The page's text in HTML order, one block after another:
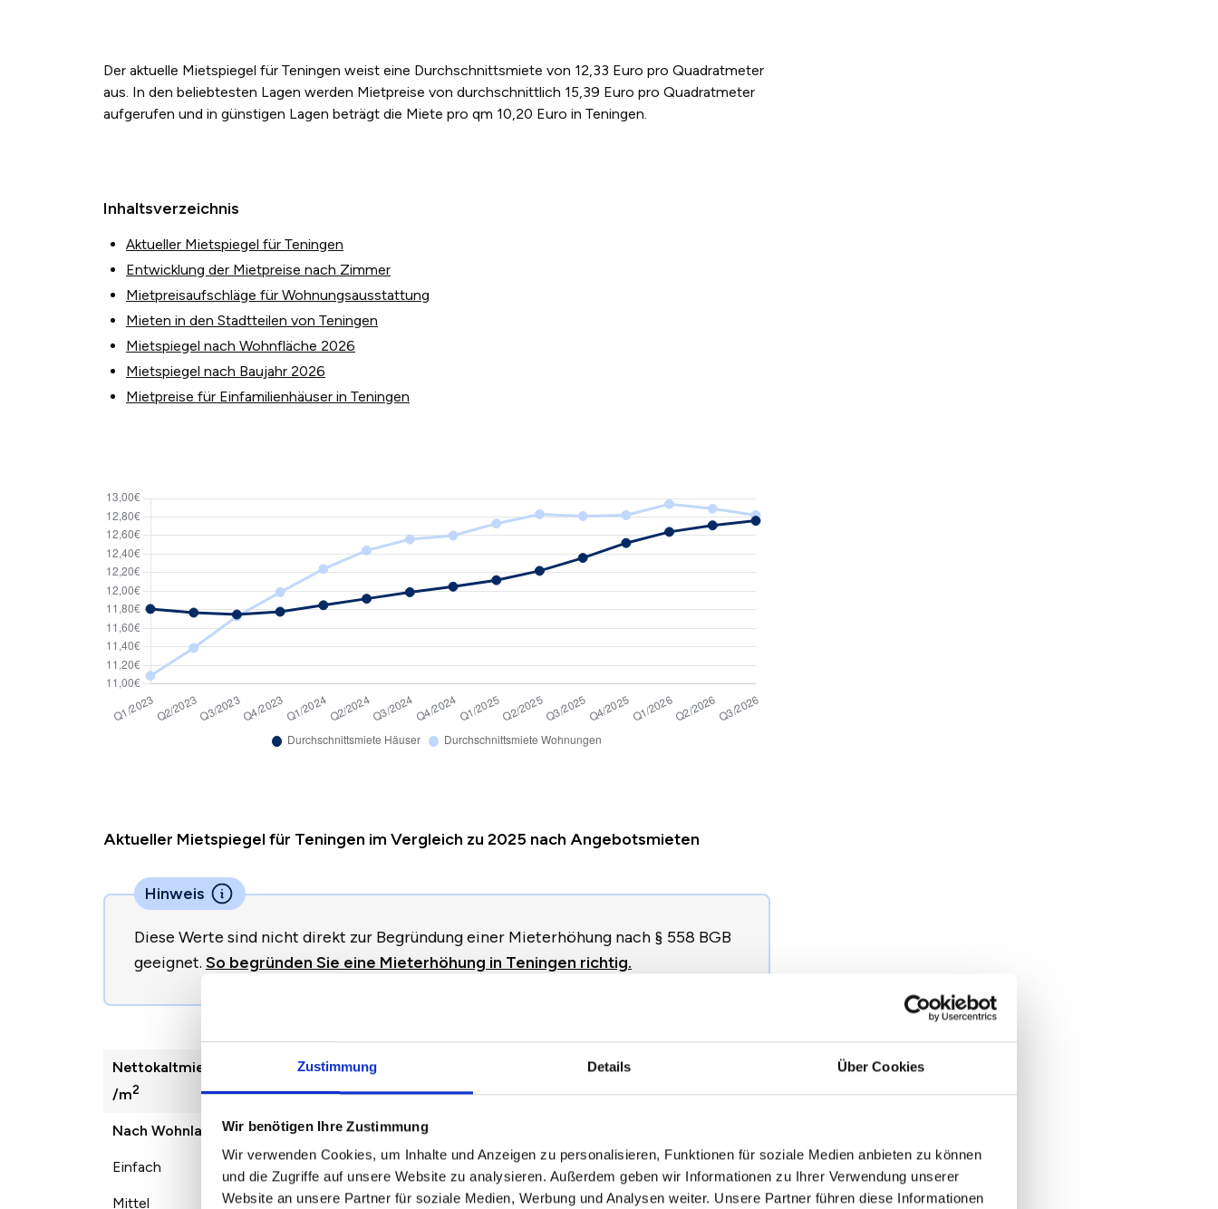
Zustimmung Details Über Cookies
Wir benötigen Ihre Zustimmung
Wir verwenden Cookies, um Inhalte und Anzeigen zu personalisieren, Funktionen für soziale Medien anbieten zu können
und die Zugriffe auf unsere Website zu analysieren. Außerdem geben wir Informationen zu Ihrer Verwendung unserer
Website an unsere Partner für soziale Medien, Werbung und Analysen weiter. Unsere Partner führen diese Informationen
Der aktuelle Mietspiegel für Teningen weist eine Durchschnittsmiete von 12,33 Euro pro Quadratmeter
aus. In den beliebtesten Lagen werden Mietpreise von durchschnittlich 15,39 Euro pro Quadratmeter
aufgerufen und in günstigen Lagen beträgt die Miete pro qm 10,20 Euro in Teningen.
Inhaltsverzeichnis
Aktueller Mietspiegel für Teningen
Entwicklung der Mietpreise nach Zimmer
Mietpreisaufschläge für Wohnungsausstattung
Mieten in den Stadtteilen von Teningen
Mietspiegel nach Wohnfläche 2026
Mietspiegel nach Baujahr 2026
Mietpreise für Einfamilienhäuser in Teningen
Aktueller Mietspiegel für Teningen im Vergleich zu 2025 nach Angebotsmieten
Hinweis
Diese Werte sind nicht direkt zur Begründung einer Mieterhöhung nach § 558 BGB
geeignet. So begründen Sie eine Mieterhöhung in Teningen richtig.
Nettokaltmiete
/m2
2023
Veränderung zum
Nach Wohnlage
Einfach 9,38 € 10,18 € 10,20 € /
Mittel 9,71 € 11,27 € 12,44 € 12,74 € 12,33 € -0,42 €/ -3,28 %